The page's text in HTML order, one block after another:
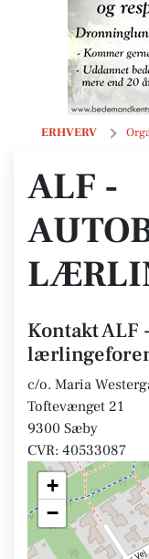
ERHVERV
ALF -
ALF -
Kontakt ALF
c/o. Maria
Toftevænget 21
9300 Sæby
CVR: 40533087
+
−